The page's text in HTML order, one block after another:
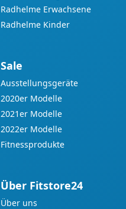
Radhelme Erwachsene
Radhelme Kinder
Sale
Ausstellungsgeräte
2020er Modelle
2021er Modelle
2022er Modelle
Fitnessprodukte
Über Fitstore24
Über uns